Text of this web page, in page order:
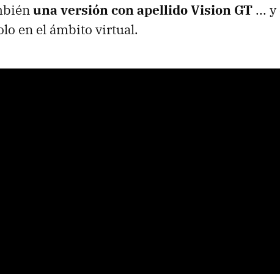
una versión con apellido Vision GT ...
en el ámbito virtual.